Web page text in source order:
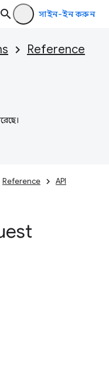
সাইন-ইন করুন
Reference
Reference API